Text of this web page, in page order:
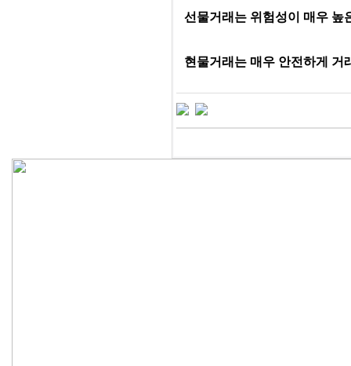
선물거래는 위험성이 매우 높
현물거래는 매우 안전하게 거